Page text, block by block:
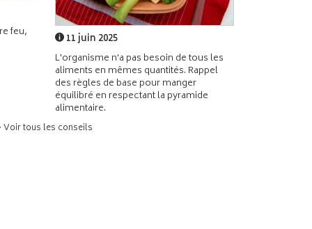
feu,
11 juin 2025
L'organisme n'a pas besoin de tous les
aliments en mêmes quantités. Rappel
des règles de base pour manger
équilibré en respectant la pyramide
alimentaire.
Voir tous les conseils